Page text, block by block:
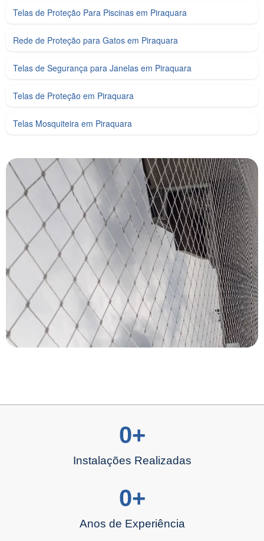
Telas de Proteção Para Piscinas em Piraquara
Rede de Proteção para Gatos em Piraquara
Telas de Segurança para Janelas em Piraquara
Telas de Proteção em Piraquara
Telas Mosquiteira em Piraquara
Instalações Realizadas
0+
Anos de Experiência
0+